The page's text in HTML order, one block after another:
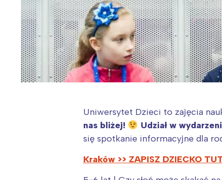
Uniwersytet Dzieci to zajęcia
nas bliżej!
Udział w
się spotkanie informacyjne dla
Kraków >> ZAPISZ DZIECKO